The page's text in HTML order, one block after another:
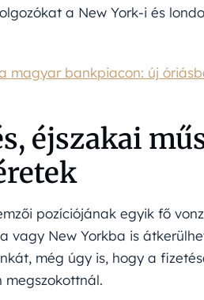
a New York-i és
magyar bankpiacon: új
éjszakai
pozíciójának egyik fő
vagy New Yorkba is
még úgy is, hogy a